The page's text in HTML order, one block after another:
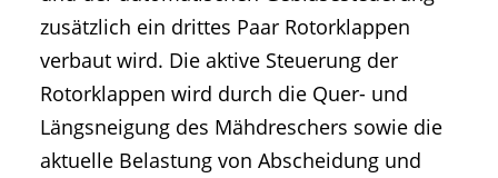
zusätzlich ein drittes Paar Rotorklappen
verbaut wird. Die aktive Steuerung der
Rotorklappen wird durch die Quer- und
Längsneigung des Mähdreschers sowie die
aktuelle Belastung von Abscheidung und